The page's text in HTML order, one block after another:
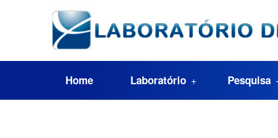
Home Laboratório Pesquisa